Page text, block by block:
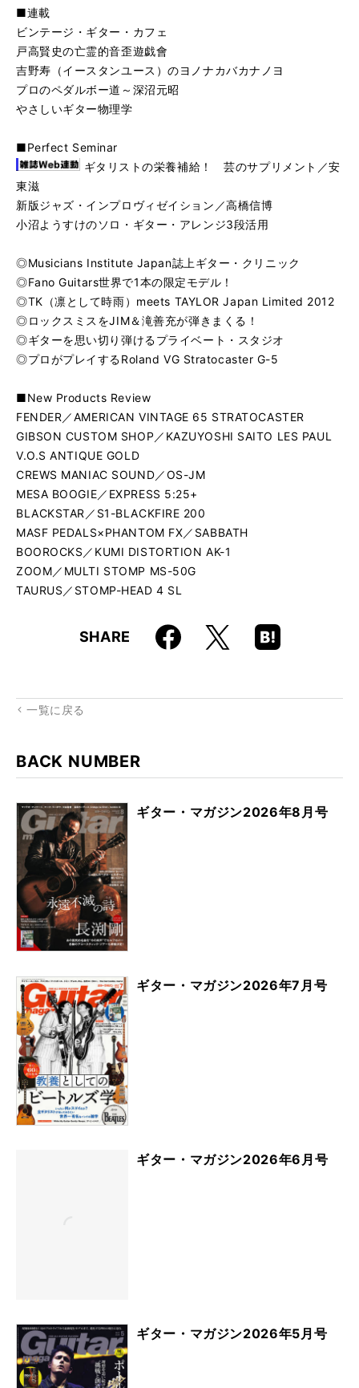
■連載
ビンテージ・ギター・カフェ
戸高賢史の亡霊的音歪遊戯會
吉野寿（イースタンユース）のヨノナカバカナノヨ
プロのペダルボー道～深沼元昭
やさしいギター物理学
■Perfect Seminar
ギタリストの栄養補給！ 芸のサプリメント／安
東滋
新版ジャズ・インプロヴィゼイション／高橋信博
小沼ようすけのソロ・ギター・アレンジ3段活用
◎Musicians Institute Japan誌上ギター・クリニック
◎Fano Guitars世界で1本の限定モデル！
◎TK（凛として時雨）meets TAYLOR Japan Limited 2012
◎ロックスミスをJIM＆滝善充が弾きまくる！
◎ギターを思い切り弾けるプライベート・スタジオ
◎プロがプレイするRoland VG Stratocaster G-5
■New Products Review
FENDER／AMERICAN VINTAGE 65 STRATOCASTER
GIBSON CUSTOM SHOP／KAZUYOSHI SAITO LES PAUL
V.O.S ANTIQUE GOLD
CREWS MANIAC SOUND／OS-JM
MESA BOOGIE／EXPRESS 5:25+
BLACKSTAR／S1-BLACKFIRE 200
MASF PEDALS×PHANTOM FX／SABBATH
BOOROCKS／KUMI DISTORTION AK-1
ZOOM／MULTI STOMP MS-50G
TAURUS／STOMP-HEAD 4 SL
SHARE Faceboo
k
X
Hatena
Boo
一覧に戻る
BACK NUMBER
ギター・マガジン2026年8月号
ギター・マガジン2026年7月号
ギター・マガジン2026年6月号
ギター・マガジン2026年5月号